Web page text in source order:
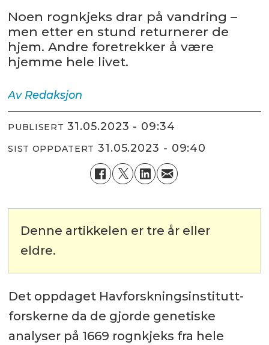
Noen rognkjeks drar på vandring –
men etter en stund returnerer de
hjem. Andre foretrekker å være
hjemme hele livet.
Av Redaksjon
PUBLISERT 31.05.2023 - 09:34
SIST OPPDATERT 31.05.2023 - 09:40
Denne artikkelen er tre år eller
eldre.
Det oppdaget Havforskningsinstitutt-
forskerne da de gjorde genetiske
analyser på 1669 rognkjeks fra hele